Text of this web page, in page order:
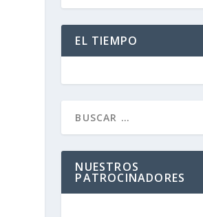
EL TIEMPO
NUESTROS
PATROCINADORES